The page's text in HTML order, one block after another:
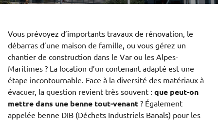
Vous prévoyez d’importants travaux de rénovation, le
débarras d’une maison de famille, ou vous gérez un
chantier de construction dans le Var ou les Alpes-
Maritimes ? La location d’un contenant adapté est une
étape incontournable. Face à la diversité des matériaux à
évacuer, la question revient très souvent : que peut-on
mettre dans une benne tout-venant ? Également
appelée benne DIB (Déchets Industriels Banals) pour les